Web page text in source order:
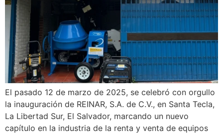
El pasado 12 de marzo de 2025, se celebró con orgullo
la inauguración de REINAR, S.A. de C.V., en Santa Tecla,
La Libertad Sur, El Salvador, marcando un nuevo
capítulo en la industria de la renta y venta de equipos